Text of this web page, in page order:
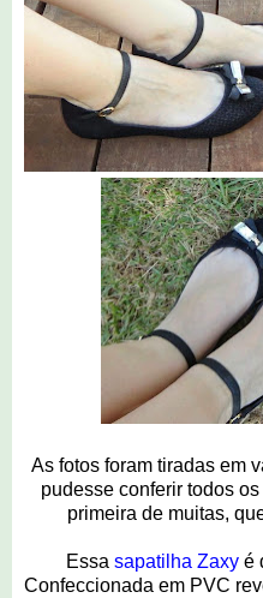
As fotos foram tiradas em
pudesse conferir todos
primeira de muitas,
Essa sapatilha Zaxyé
Confeccionada em PVC